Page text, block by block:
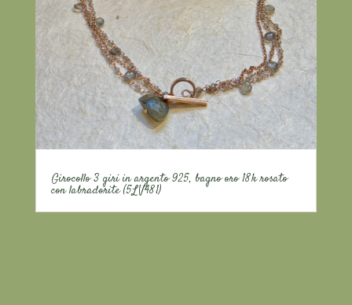
Girocollo 3 giri in argento 925, bagno oro 18k rosato
con labradorite (5LV481)